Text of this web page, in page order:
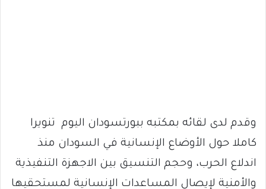
وقدم لدى لقائه بمكتبه ببورتسودان اليوم تنويرا
كاملا حول الأوضاع الإنسانية في السودان منذ
اندلاع الحرب، وحجم التنسيق بين الاجهزة التنفيذية
والأمنية لإيصال المساعدات الإنسانية لمستحقيها